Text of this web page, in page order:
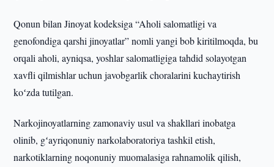
Qonun bilan Jinoyat kodeksiga “Aholi salomatligi va
genofondiga qarshi jinoyatlar” nomli yangi bob kiritilmoqda, bu
orqali aholi, ayniqsa, yoshlar salomatligiga tahdid solayotgan
xavfli qilmishlar uchun javobgarlik choralarini kuchaytirish
koʻzda tutilgan.
Narkojinoyatlarning zamonaviy usul va shakllari inobatga
olinib, gʻayriqonuniy narkolaboratoriya tashkil etish,
narkotiklarning noqonuniy muomalasiga rahnamolik qilish,